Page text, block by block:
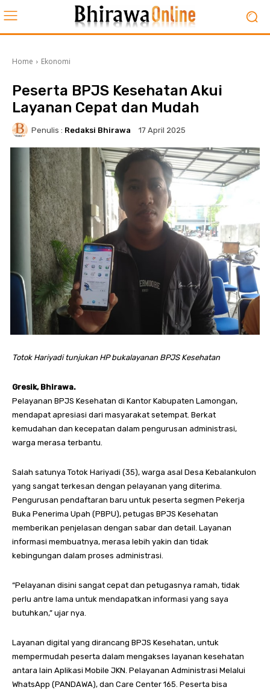
Home Ekonomi
Peserta BPJS Kesehatan Akui
Layanan Cepat dan Mudah
Penulis : Redaksi Bhirawa 17 April 2025
Totok Hariyadi tunjukan HP bukalayanan BPJS Kesehatan
Gresik, Bhirawa.
Pelayanan BPJS Kesehatan di Kantor Kabupaten Lamongan,
mendapat apresiasi dari masyarakat setempat. Berkat
kemudahan dan kecepatan dalam pengurusan administrasi,
warga merasa terbantu.
Salah satunya Totok Hariyadi (35), warga asal Desa Kebalankulon
yang sangat terkesan dengan pelayanan yang diterima.
Pengurusan pendaftaran baru untuk peserta segmen Pekerja
Buka Penerima Upah (PBPU), petugas BPJS Kesehatan
memberikan penjelasan dengan sabar dan detail. Layanan
informasi membuatnya, merasa lebih yakin dan tidak
kebingungan dalam proses administrasi.
“Pelayanan disini sangat cepat dan petugasnya ramah, tidak
perlu antre lama untuk mendapatkan informasi yang saya
butuhkan,” ujar nya.
Layanan digital yang dirancang BPJS Kesehatan, untuk
mempermudah peserta dalam mengakses layanan kesehatan
antara lain Aplikasi Mobile JKN. Pelayanan Administrasi Melalui
WhatsApp (PANDAWA), dan Care Center 165. Peserta bisa